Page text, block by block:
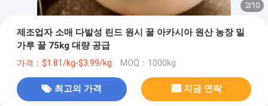
2/10
제조업자 소매 다발성 린드 원시 꿀 아카시아 원산 농장 밀
가루 꿀 75kg 대량 공급
가격：$1.81/kg-$3.99/kg MOQ：1000kg
최고의 가격 지금 연락